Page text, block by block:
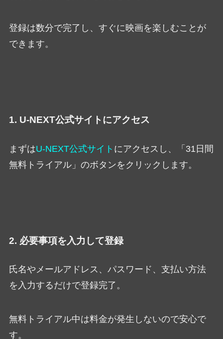
登録は数分で完了し、すぐに映画を楽しむことが
できます。
1. U-NEXT公式サイトにアクセス
まずはU-NEXT公式サイト にアクセスし、「31日間
無料トライアル」のボタンをクリックします。
2. 必要事項を入力して登録
氏名やメールアドレス、パスワード、支払い方法
を入力するだけで登録完了。
無料トライアル中は料金が発生しないので安心で
す。